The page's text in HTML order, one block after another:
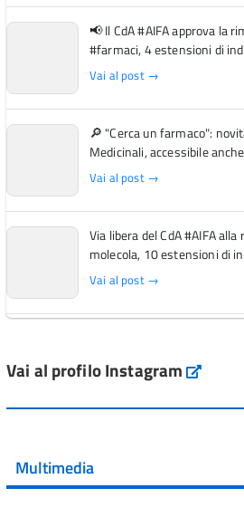
📢 Il CdA #AIFA approva la
#farmaci, 4 estensioni di
Vai al post →
🔎 "Cerca un farmaco":
Medicinali, accessibile
Vai al post →
Via libera del CdA #AIFA
molecola, 10 estensioni di
Vai al post →
Vai al post →
Vai al post →
Vai al profilo Instagram
Multimedia